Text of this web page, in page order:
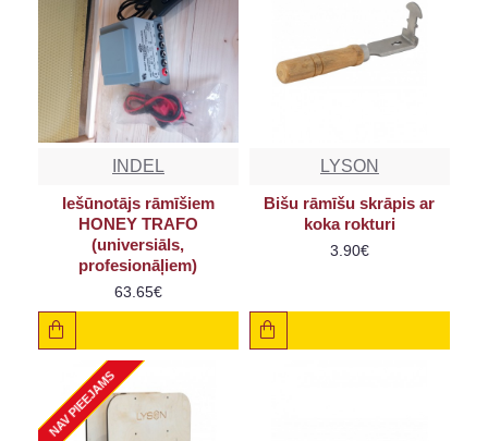
INDEL
Iešūnotājs rāmīšiem
HONEY TRAFO
(universiāls,
profesionāļiem)
63.65€
LYSON
Bišu rāmīšu skrāpis ar
koka rokturi
3.90€
NAV PIEEJAMS